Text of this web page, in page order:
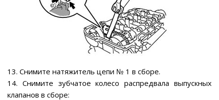
13. Снимите натяжитель цепи № 1 в сборе.
14. Снимите зубчатое колесо распредвала выпускных
клапанов в сборе: